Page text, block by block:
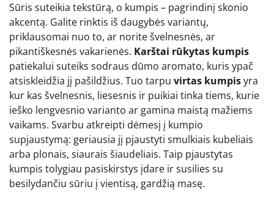
Sūris suteikia tekstūrą, o kumpis – pagrindinį skonio
akcentą. Galite rinktis iš daugybės variantų,
priklausomai nuo to, ar norite švelnesnės, ar
pikantiškesnės vakarienės. Karštai rūkytas kumpis
patiekalui suteiks sodraus dūmo aromato, kuris ypač
atsiskleidžia jį pašildžius. Tuo tarpu virtas kumpisyra
kur kas švelnesnis, liesesnis ir puikiai tinka tiems, kurie
ieško lengvesnio varianto ar gamina maistą mažiems
vaikams. Svarbu atkreipti dėmesį į kumpio
supjaustymą: geriausia jį pjaustyti smulkiais kubeliais
arba plonais, siaurais šiaudeliais. Taip pjaustytas
kumpis tolygiau pasiskirstys įdare ir susilies su
besilydančiu sūriu į vientisą, gardžią masę.